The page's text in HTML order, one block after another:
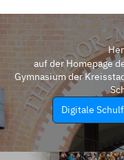
auf der Homepage
Gymnasium der
Digitale